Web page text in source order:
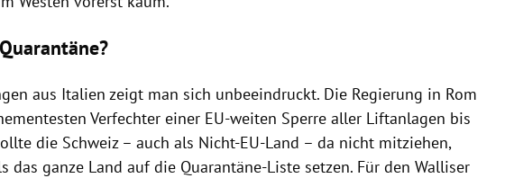
aus Italien zeigt man sich unbeeindruckt. Die Regierung in Rom
Verfechter einer EU-weiten Sperre aller Liftanlagen bis
die Schweiz – auch als Nicht-EU-Land – da nicht mitziehen,
das ganze Land auf die Quarantäne-Liste setzen. Für den Walliser